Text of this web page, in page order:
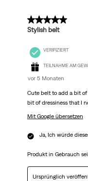
5 von 5 Sternen.
Stylish belt
VERIFIZIERT
TEILNAHME AM
vor 5 Monaten
Cute belt to add a bit
bit of dressiness that I
Mit Google übersetzen
Ja, Ich würde
Produkt in Gebrauch
Ursprünglich